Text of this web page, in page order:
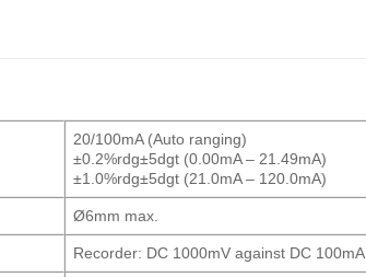
20/100mA (Auto ranging)
±0.2%rdg±5dgt (0.00mA – 21.49mA)
±1.0%rdg±5dgt (21.0mA – 120.0mA)
Ø6mm max.
Recorder: DC 1000mV against DC 100mA